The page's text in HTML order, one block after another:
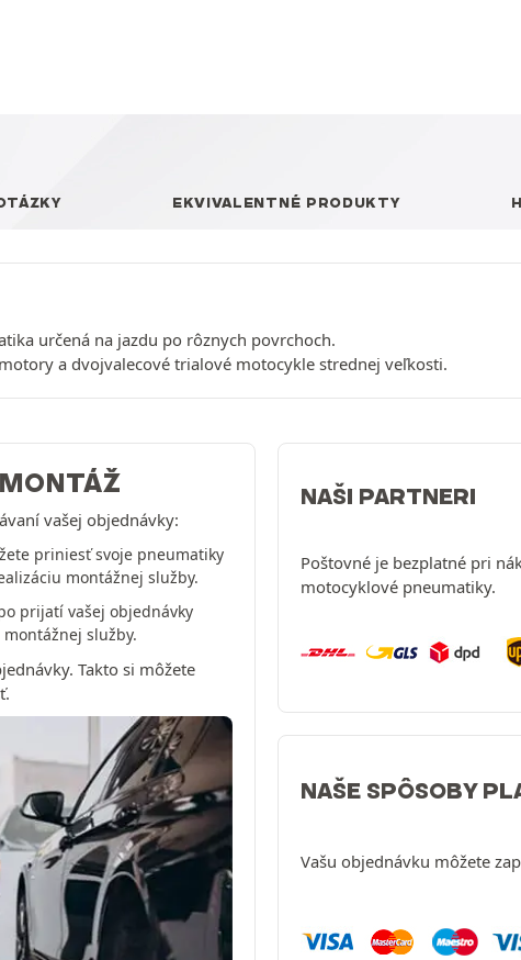
EKVIVALENTNÉ PRODUKTY
určená na jazdu po rôznych povrchoch.
a dvojvalecové trialové motocykle strednej veľkosti.
vašej objednávky:
priniesť svoje pneumatiky
montážnej služby.
prijatí vašej objednávky
služby.
Takto si môžete
NAŠI PARTNERI
Poštovné je bezplatné pri
motocyklové pneumatiky.
NAŠE SPÔSOBY
Vašu objednávku môžete